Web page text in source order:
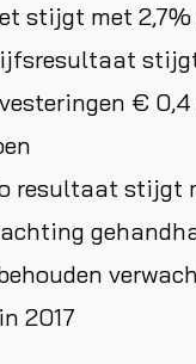
stijgt met
€
resultaat stijgt
2017